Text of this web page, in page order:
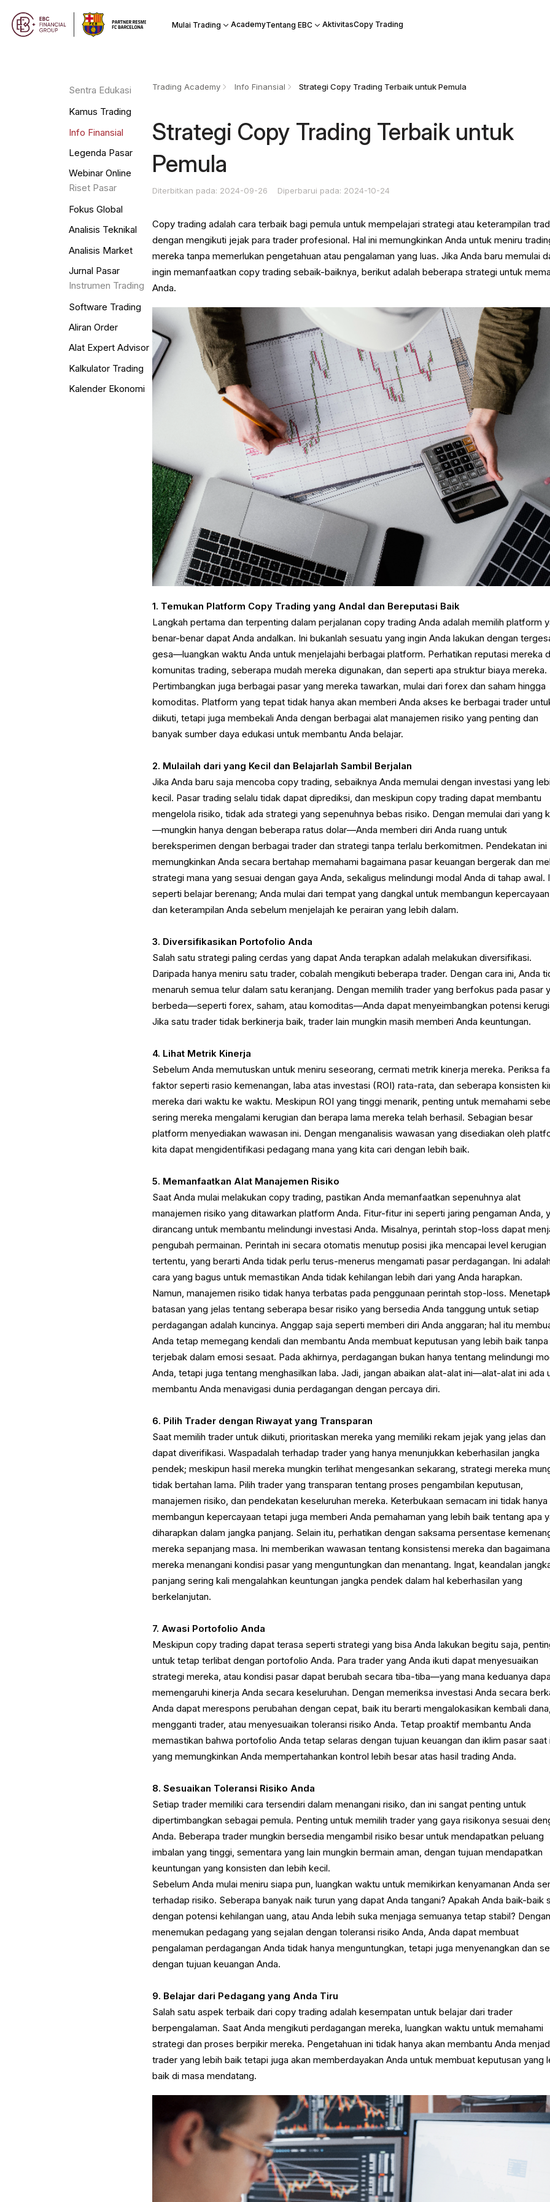
Mulai Trading AcademyTentang EBC AktivitasCopy Trading
Sentra Edukasi
Kamus Trading
Info Finansial
Legenda Pasar
Webinar Online
Riset Pasar
Fokus Global
Analisis Teknikal
Analisis Market
Jurnal Pasar
Instrumen Trading
Software Trading
Aliran Order
Alat Expert Advisor
Kalkulator Trading
Kalender Ekonomi
Trading Academy Info Finansial Strategi Copy Trading Terbaik untuk Pemula
Strategi Copy Trading Terbaik untuk
Pemula
Diterbitkan pada: 2024-09-26 Diperbarui pada: 2024-10-24
Copy trading adalah cara terbaik bagi pemula untuk mempelajari strategi atau keterampilan
dengan mengikuti jejak para trader profesional. Hal ini memungkinkan Anda untuk meniru
mereka tanpa memerlukan pengetahuan atau pengalaman yang luas. Jika Anda baru memulai
ingin memanfaatkan copy trading sebaik-baiknya, berikut adalah beberapa strategi untuk
Anda.
1. Temukan Platform Copy Trading yang Andal dan Bereputasi Baik
Langkah pertama dan terpenting dalam perjalanan copy trading Anda adalah memilih platform
benar-benar dapat Anda andalkan. Ini bukanlah sesuatu yang ingin Anda lakukan dengan
gesa—luangkan waktu Anda untuk menjelajahi berbagai platform. Perhatikan reputasi mereka
komunitas trading, seberapa mudah mereka digunakan, dan seperti apa struktur biaya mereka.
Pertimbangkan juga berbagai pasar yang mereka tawarkan, mulai dari forex dan saham hingga
komoditas. Platform yang tepat tidak hanya akan memberi Anda akses ke berbagai trader
diikuti, tetapi juga membekali Anda dengan berbagai alat manajemen risiko yang penting dan
banyak sumber daya edukasi untuk membantu Anda belajar.
2. Mulailah dari yang Kecil dan Belajarlah Sambil Berjalan
Jika Anda baru saja mencoba copy trading, sebaiknya Anda memulai dengan investasi yang
kecil. Pasar trading selalu tidak dapat diprediksi, dan meskipun copy trading dapat membantu
mengelola risiko, tidak ada strategi yang sepenuhnya bebas risiko. Dengan memulai dari yang
—mungkin hanya dengan beberapa ratus dolar—Anda memberi diri Anda ruang untuk
bereksperimen dengan berbagai trader dan strategi tanpa terlalu berkomitmen. Pendekatan ini
memungkinkan Anda secara bertahap memahami bagaimana pasar keuangan bergerak dan
strategi mana yang sesuai dengan gaya Anda, sekaligus melindungi modal Anda di tahap awal.
seperti belajar berenang; Anda mulai dari tempat yang dangkal untuk membangun
dan keterampilan Anda sebelum menjelajah ke perairan yang lebih dalam.
3. Diversifikasikan Portofolio Anda
Salah satu strategi paling cerdas yang dapat Anda terapkan adalah melakukan diversifikasi.
Daripada hanya meniru satu trader, cobalah mengikuti beberapa trader. Dengan cara ini, Anda
menaruh semua telur dalam satu keranjang. Dengan memilih trader yang berfokus pada pasar
berbeda—seperti forex, saham, atau komoditas—Anda dapat menyeimbangkan potensi
Jika satu trader tidak berkinerja baik, trader lain mungkin masih memberi Anda keuntungan.
4. Lihat Metrik Kinerja
Sebelum Anda memutuskan untuk meniru seseorang, cermati metrik kinerja mereka. Periksa
faktor seperti rasio kemenangan, laba atas investasi (ROI) rata-rata, dan seberapa konsisten
mereka dari waktu ke waktu. Meskipun ROI yang tinggi menarik, penting untuk memahami
sering mereka mengalami kerugian dan berapa lama mereka telah berhasil. Sebagian besar
platform menyediakan wawasan ini. Dengan menganalisis wawasan yang disediakan oleh
kita dapat mengidentifikasi pedagang mana yang kita cari dengan lebih baik.
5. Memanfaatkan Alat Manajemen Risiko
Saat Anda mulai melakukan copy trading, pastikan Anda memanfaatkan sepenuhnya alat
manajemen risiko yang ditawarkan platform Anda. Fitur-fitur ini seperti jaring pengaman Anda,
dirancang untuk membantu melindungi investasi Anda. Misalnya, perintah stop-loss dapat
pengubah permainan. Perintah ini secara otomatis menutup posisi jika mencapai level kerugian
tertentu, yang berarti Anda tidak perlu terus-menerus mengamati pasar perdagangan. Ini adalah
cara yang bagus untuk memastikan Anda tidak kehilangan lebih dari yang Anda harapkan.
Namun, manajemen risiko tidak hanya terbatas pada penggunaan perintah stop-loss.
batasan yang jelas tentang seberapa besar risiko yang bersedia Anda tanggung untuk setiap
perdagangan adalah kuncinya. Anggap saja seperti memberi diri Anda anggaran; hal itu
Anda tetap memegang kendali dan membantu Anda membuat keputusan yang lebih baik tanpa
terjebak dalam emosi sesaat. Pada akhirnya, perdagangan bukan hanya tentang melindungi
Anda, tetapi juga tentang menghasilkan laba. Jadi, jangan abaikan alat-alat ini—alat-alat ini ada
membantu Anda menavigasi dunia perdagangan dengan percaya diri.
6. Pilih Trader dengan Riwayat yang Transparan
Saat memilih trader untuk diikuti, prioritaskan mereka yang memiliki rekam jejak yang jelas dan
dapat diverifikasi. Waspadalah terhadap trader yang hanya menunjukkan keberhasilan jangka
pendek; meskipun hasil mereka mungkin terlihat mengesankan sekarang, strategi mereka
tidak bertahan lama. Pilih trader yang transparan tentang proses pengambilan keputusan,
manajemen risiko, dan pendekatan keseluruhan mereka. Keterbukaan semacam ini tidak hanya
membangun kepercayaan tetapi juga memberi Anda pemahaman yang lebih baik tentang apa
diharapkan dalam jangka panjang. Selain itu, perhatikan dengan saksama persentase
mereka sepanjang masa. Ini memberikan wawasan tentang konsistensi mereka dan bagaimana
mereka menangani kondisi pasar yang menguntungkan dan menantang. Ingat, keandalan
panjang sering kali mengalahkan keuntungan jangka pendek dalam hal keberhasilan yang
berkelanjutan.
7. Awasi Portofolio Anda
Meskipun copy trading dapat terasa seperti strategi yang bisa Anda lakukan begitu saja,
untuk tetap terlibat dengan portofolio Anda. Para trader yang Anda ikuti dapat menyesuaikan
strategi mereka, atau kondisi pasar dapat berubah secara tiba-tiba—yang mana keduanya
memengaruhi kinerja Anda secara keseluruhan. Dengan memeriksa investasi Anda secara
Anda dapat merespons perubahan dengan cepat, baik itu berarti mengalokasikan kembali dana,
mengganti trader, atau menyesuaikan toleransi risiko Anda. Tetap proaktif membantu Anda
memastikan bahwa portofolio Anda tetap selaras dengan tujuan keuangan dan iklim pasar saat
yang memungkinkan Anda mempertahankan kontrol lebih besar atas hasil trading Anda.
8. Sesuaikan Toleransi Risiko Anda
Setiap trader memiliki cara tersendiri dalam menangani risiko, dan ini sangat penting untuk
dipertimbangkan sebagai pemula. Penting untuk memilih trader yang gaya risikonya sesuai
Anda. Beberapa trader mungkin bersedia mengambil risiko besar untuk mendapatkan peluang
imbalan yang tinggi, sementara yang lain mungkin bermain aman, dengan tujuan mendapatkan
keuntungan yang konsisten dan lebih kecil.
Sebelum Anda mulai meniru siapa pun, luangkan waktu untuk memikirkan kenyamanan Anda
terhadap risiko. Seberapa banyak naik turun yang dapat Anda tangani? Apakah Anda baik-baik
dengan potensi kehilangan uang, atau Anda lebih suka menjaga semuanya tetap stabil? Dengan
menemukan pedagang yang sejalan dengan toleransi risiko Anda, Anda dapat membuat
pengalaman perdagangan Anda tidak hanya menguntungkan, tetapi juga menyenangkan dan
dengan tujuan keuangan Anda.
9. Belajar dari Pedagang yang Anda Tiru
Salah satu aspek terbaik dari copy trading adalah kesempatan untuk belajar dari trader
berpengalaman. Saat Anda mengikuti perdagangan mereka, luangkan waktu untuk memahami
strategi dan proses berpikir mereka. Pengetahuan ini tidak hanya akan membantu Anda
trader yang lebih baik tetapi juga akan memberdayakan Anda untuk membuat keputusan yang
baik di masa mendatang.